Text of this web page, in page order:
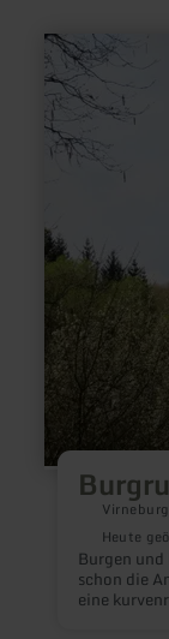
Virneburg
Heute
Burgen
schon die
eine
mehr
erfahren
zu:
Burgruine
Virneburg